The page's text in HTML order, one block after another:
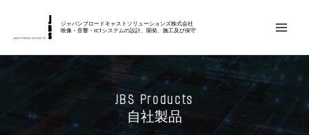
ジャパンブロードキャストソリューションズ株式会社
映像・音響・ICTシステムの設計、開発、施工及び保守
JBS Products
自社製品